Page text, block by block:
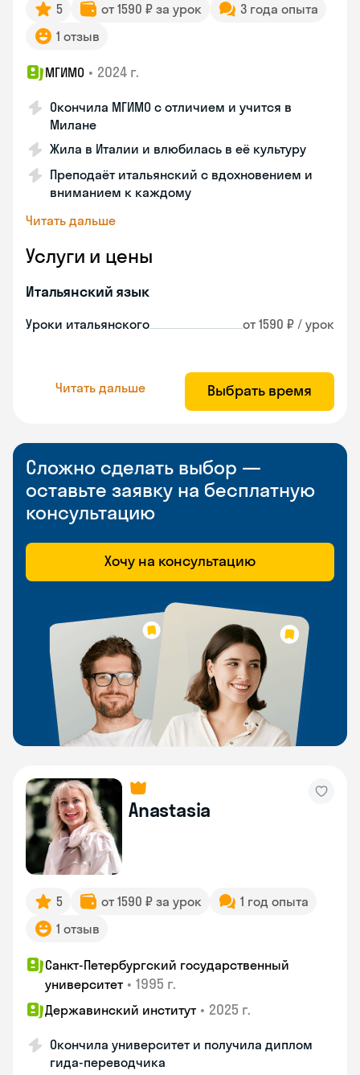
5 от 1590 ₽ за урок
3 года опыта
1 отзыв
МГИМО • 2024 г.
Окончила МГИМО с отличием и учится в
Милане
Жила в Италии и влюбилась в её культуру
Преподаёт итальянский с вдохновением и
вниманием к каждому
Читать дальше
Услуги и цены
Итальянский язык
Уроки итальянского от 1590 ₽ / урок
Читать дальше Выбрать время
Сложно сделать выбор —
оставьте заявку на бесплатную
консультацию
Хочу на консультацию
Anastasia
5 от 1590 ₽ за урок
1 год опыта
1 отзыв
Санкт-Петербургский государственный
университет • 1995 г.
Державинский институт • 2025 г.
Окончила университет и получила диплом
гида-переводчика